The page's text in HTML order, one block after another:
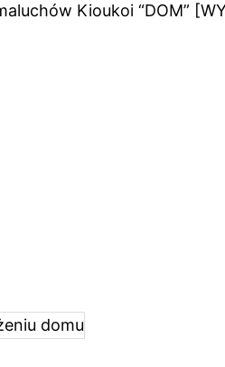
Kioukoi “DOM”